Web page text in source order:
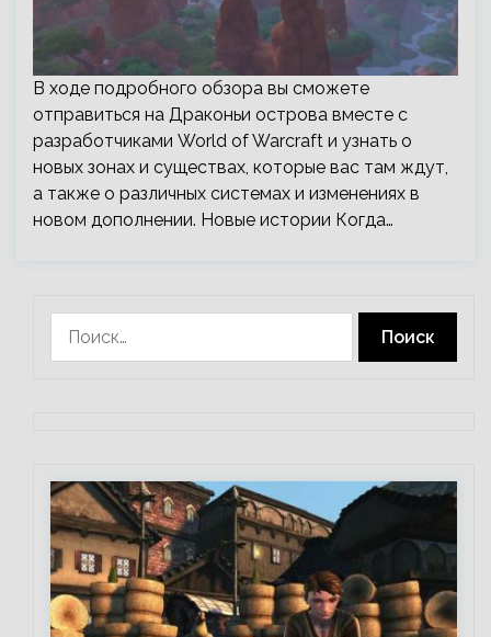
В ходе подробного обзора вы сможете
отправиться на Драконьи острова вместе с
разработчиками World of Warcraft и узнать о
новых зонах и существах, которые вас там ждут,
а также о различных системах и изменениях в
новом дополнении. Новые истории Когда…